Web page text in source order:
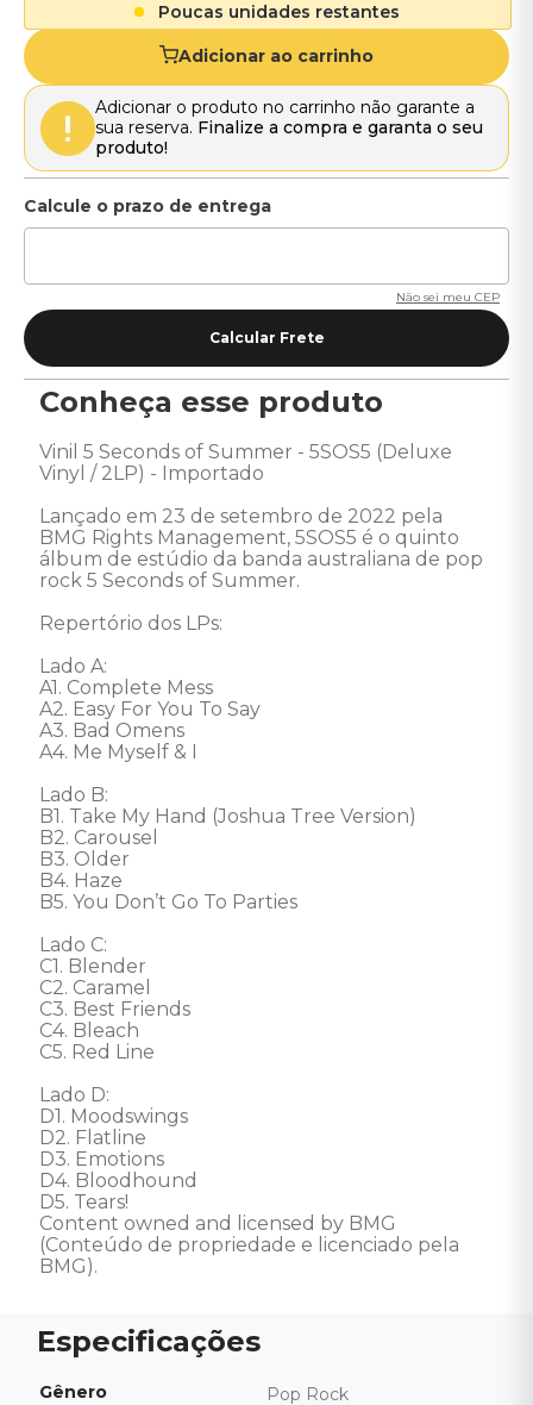
Poucas unidades restantes
Adicionar ao carrinho
Adicionar o produto no carrinho não garante a
sua reserva. Finalize a compra e garanta o seu
produto!
Não sei meu CEP
Conheça esse produto
Vinil 5 Seconds of Summer - 5SOS5 (Deluxe
Vinyl / 2LP) - Importado
Lançado em 23 de setembro de 2022 pela
BMG Rights Management, 5SOS5 é o quinto
álbum de estúdio da banda australiana de pop
rock 5 Seconds of Summer.
Repertório dos LPs:
Lado A:
A1. Complete Mess
A2. Easy For You To Say
A3. Bad Omens
A4. Me Myself & I
Lado B:
B1. Take My Hand (Joshua Tree Version)
B2. Carousel
B3. Older
B4. Haze
B5. You Don’t Go To Parties
Lado C:
C1. Blender
C2. Caramel
C3. Best Friends
C4. Bleach
C5. Red Line
Lado D:
D1. Moodswings
D2. Flatline
D3. Emotions
D4. Bloodhound
D5. Tears!
Content owned and licensed by BMG
(Conteúdo de propriedade e licenciado pela
BMG).
Gênero Pop Rock